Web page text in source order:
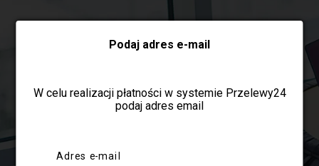
Podaj adres e-mail
W celu realizacji płatności w systemie Przelewy24
podaj adres email
Adres e-mail